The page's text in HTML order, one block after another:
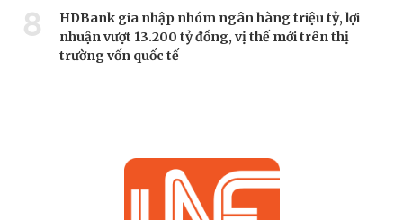
8
HDBank gia nhập nhóm ngân hàng triệu tỷ, lợi
nhuận vượt 13.200 tỷ đồng, vị thế mới trên thị
trường vốn quốc tế